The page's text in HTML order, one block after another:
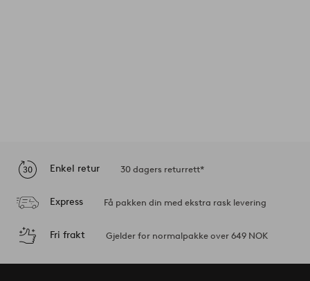
Enkel retur 30 dagers returrett*
Express Få pakken din med ekstra rask levering
Fri frakt Gjelder for normalpakke over 649 NOK